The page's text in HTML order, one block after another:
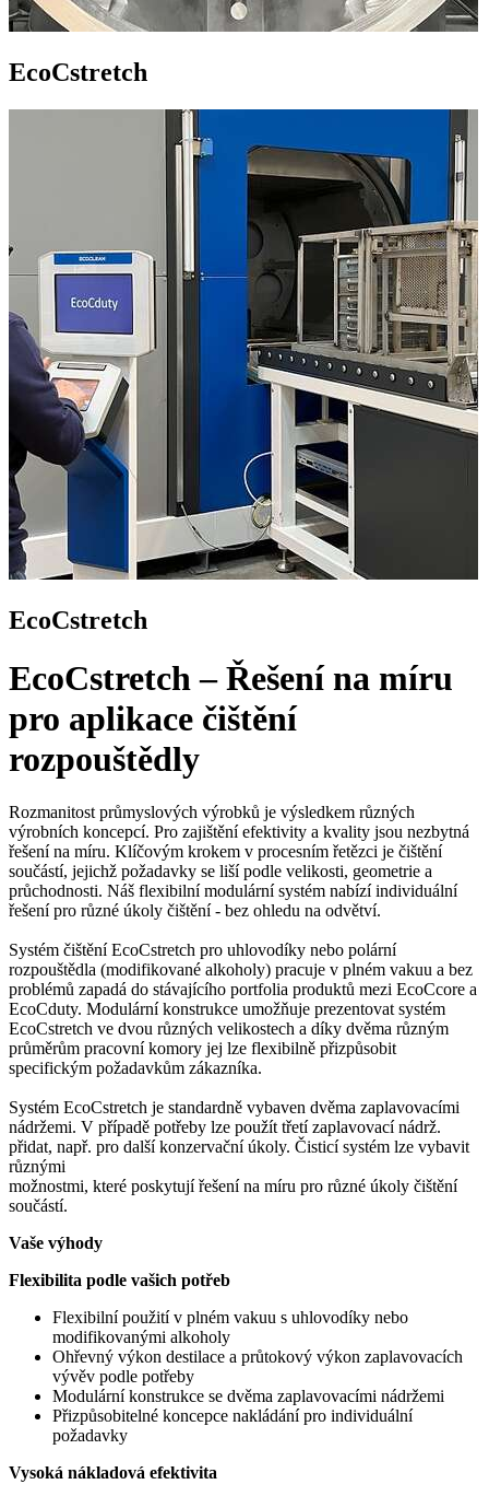
EcoCstretch
EcoCstretch
EcoCstretch – Řešení na míru
pro aplikace čištění
rozpouštědly
Rozmanitost průmyslových výrobků je výsledkem různých
výrobních koncepcí. Pro zajištění efektivity a kvality jsou nezbytná
řešení na míru. Klíčovým krokem v procesním řetězci je čištění
součástí, jejichž požadavky se liší podle velikosti, geometrie a
průchodnosti. Náš flexibilní modulární systém nabízí individuální
řešení pro různé úkoly čištění - bez ohledu na odvětví.
Systém čištění EcoCstretch pro uhlovodíky nebo polární
rozpouštědla (modifikované alkoholy) pracuje v plném vakuu a bez
problémů zapadá do stávajícího portfolia produktů mezi EcoCcore a
EcoCduty. Modulární konstrukce umožňuje prezentovat systém
EcoCstretch ve dvou různých velikostech a díky dvěma různým
průměrům pracovní komory jej lze flexibilně přizpůsobit
specifickým požadavkům zákazníka.
Systém EcoCstretch je standardně vybaven dvěma zaplavovacími
nádržemi. V případě potřeby lze použít třetí zaplavovací nádrž.
přidat, např. pro další konzervační úkoly. Čisticí systém lze vybavit
různými
možnostmi, které poskytují řešení na míru pro různé úkoly čištění
součástí.
Vaše výhody
Flexibilita podle vašich potřeb
Flexibilní použití v plném vakuu s uhlovodíky nebo
modifikovanými alkoholy
Ohřevný výkon destilace a průtokový výkon zaplavovacích
vývěv podle potřeby
Modulární konstrukce se dvěma zaplavovacími nádržemi
Přizpůsobitelné koncepce nakládání pro individuální
požadavky
Vysoká nákladová efektivita